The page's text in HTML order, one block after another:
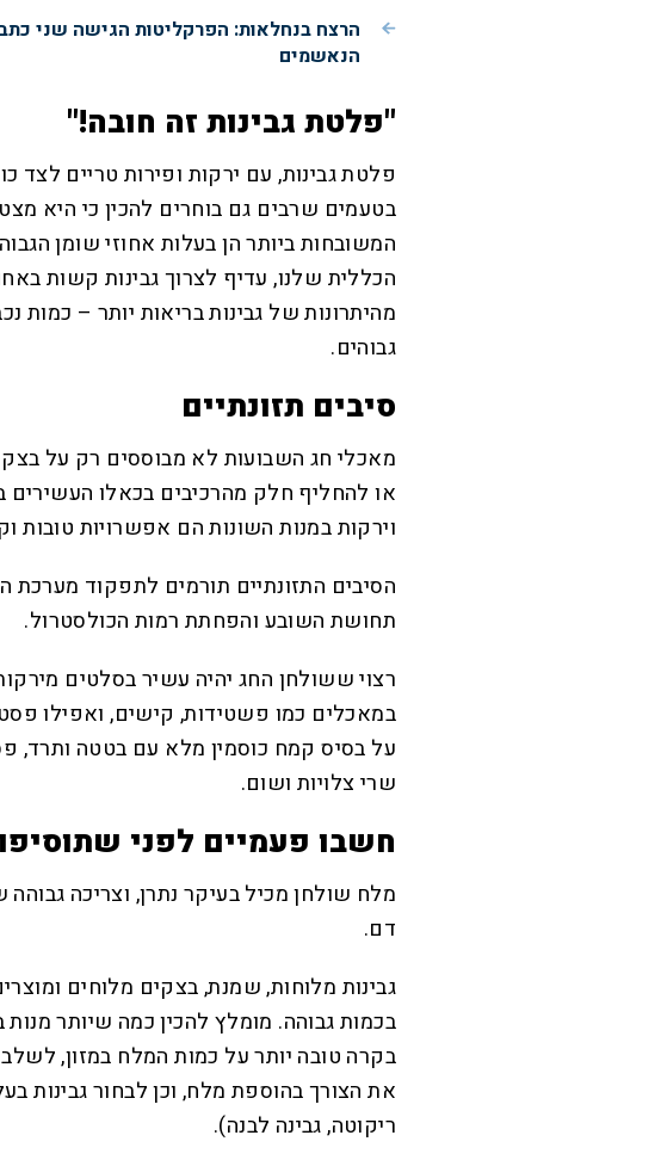
הרצח בנחלאות: הפרקליטות הגישה שני
הנאשמים
"פלטת גבינות זה חובה!"
פלטת גבינות, עם ירקות ופירות טריים לצד
בטעמים שרבים גם בוחרים להכין כי היא
הכללית שלנו, עדיף לצרוך גבינות קשות
מהיתרונות של גבינות בריאות יותר – כמות
גבוהים.
סיבים תזונתיים
מאכלי חג השבועות לא מבוססים רק על בצק
או להחליף חלק מהרכיבים בכאלו העשירים
וירקות במנות השונות הם אפשרויות טובות
הסיבים התזונתיים תורמים לתפקוד מערכת
תחושת השובע והפחתת רמות הכולסטרול.
רצוי ששולחן החג יהיה עשיר בסלטים
במאכלים כמו פשטידות, קישים, ואפילו
על בסיס קמח כוסמין מלא עם בטטה ותרד,
שרי צלויות ושום.
חשבו פעמיים לפני
מלח שולחן מכיל בעיקר נתרן, וצריכה
דם.
גבינות מלוחות, שמנת, בצקים מלוחים
בכמות גבוהה. מומלץ להכין כמה שיותר
בקרה טובה יותר על כמות המלח במזון, לשלב
את הצורך בהוספת מלח, וכן לבחור גבינות
ריקוטה, גבינה לבנה).